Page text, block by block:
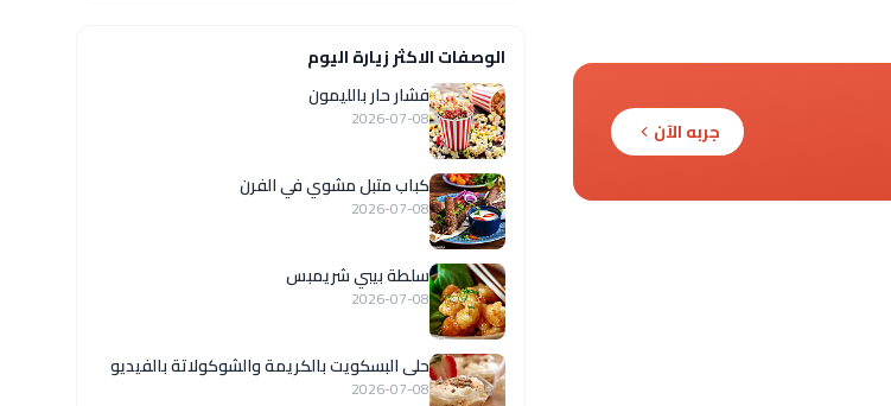
جربه الآن
الوصفات الاكثر زيارة اليوم
فشار حار بالليمون
2026-07-08
كباب متبل مشوي في الفرن
2026-07-08
سلطة بيبي شريمبس
2026-07-08
حلى البسكويت بالكريمة والشوكولاتة بالفيديو
2026-07-08